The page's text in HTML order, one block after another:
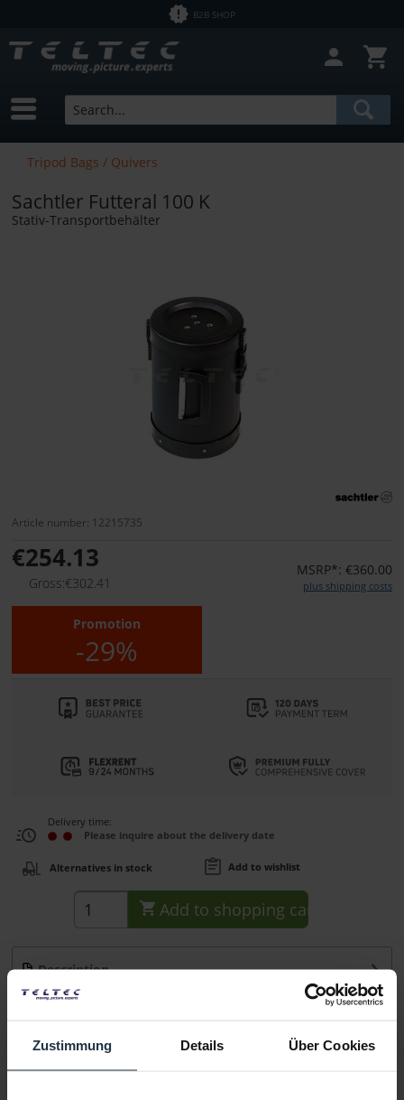
Zustimmung Details Über Cookies
B2B SHOP
Tripod Bags / Quivers
Sachtler Futteral 100 K
Stativ-Transportbehälter
Article number: 12215735
€254.13
Gross:€302.41
MSRP*: €360.00
plus shipping costs
Promotion
-29%
Delivery time:
Please inquire about the delivery date
Alternatives in stock Add to wishlist
Add to shopping cart
Description
Gewicht: 1,18 kg Empfohlen für Fluidkopf, Stativ bzw.